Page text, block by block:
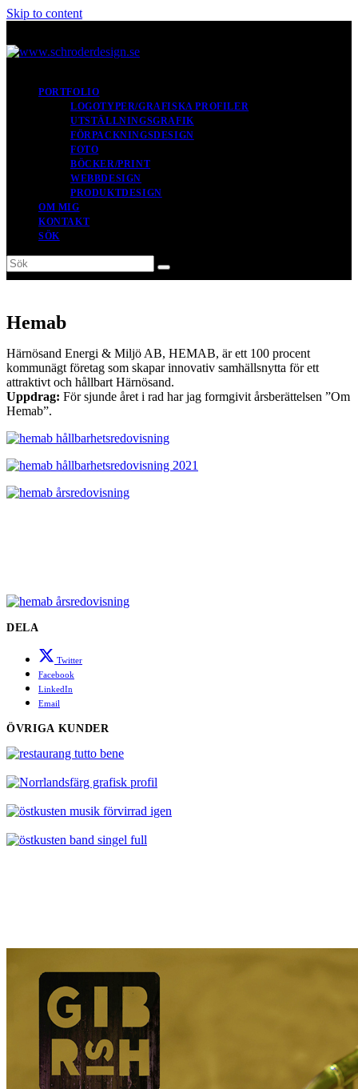
Skip to content
PORTFOLIO
LOGOTYPER/GRAFISKA PROFILER
UTSTÄLLNINGSGRAFIK
FÖRPACKNINGSDESIGN
FOTO
BÖCKER/PRINT
WEBBDESIGN
PRODUKTDESIGN
OM MIG
KONTAKT
SÖK
Sök
Submit
Hemab
Härnösand Energi & Miljö AB, HEMAB, är ett 100 procent
kommunägt företag som skapar innovativ samhällsnytta för ett
attraktivt och hållbart Härnösand.
Uppdrag: För sjunde året i rad har jag formgivit årsberättelsen ”Om
Hemab”.
DELA
Twitter
Facebook
LinkedIn
Email
ÖVRIGA KUNDER